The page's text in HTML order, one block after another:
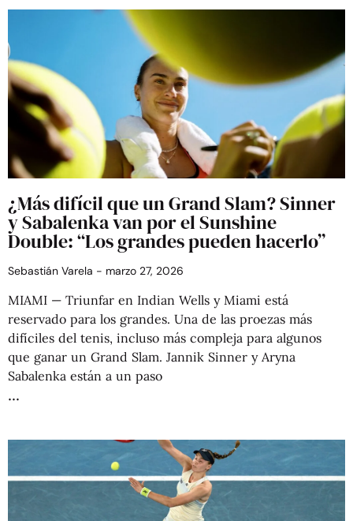
¿Más difícil que un Grand Slam? Sinner
y Sabalenka van por el Sunshine
Double: “Los grandes pueden hacerlo”
Sebastián Varela marzo 27, 2026
MIAMI — Triunfar en Indian Wells y Miami está
reservado para los grandes. Una de las proezas más
difíciles del tenis, incluso más compleja para algunos
que ganar un Grand Slam. Jannik Sinner y Aryna
Sabalenka están a un paso